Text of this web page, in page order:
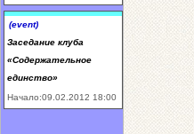
(event)
Заседание клуба
«Содержательное
единство»
Начало:09.02.2012 18:00